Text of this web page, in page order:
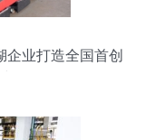
企业打造全国首创